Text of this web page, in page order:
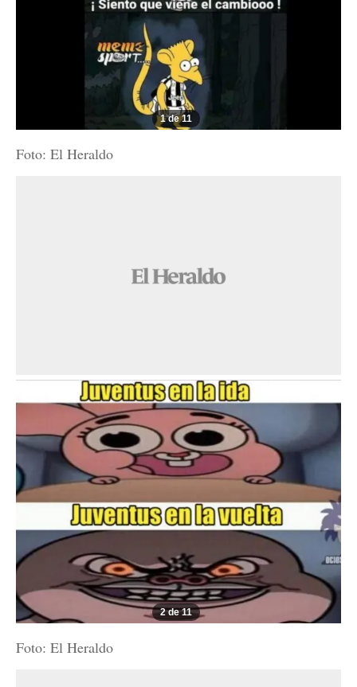
1 de 11
Foto: El Heraldo
2 de 11
Foto: El Heraldo